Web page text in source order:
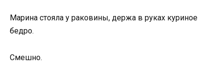
Марина стояла у раковины, держа в руках куриное
бедро.
Смешно.